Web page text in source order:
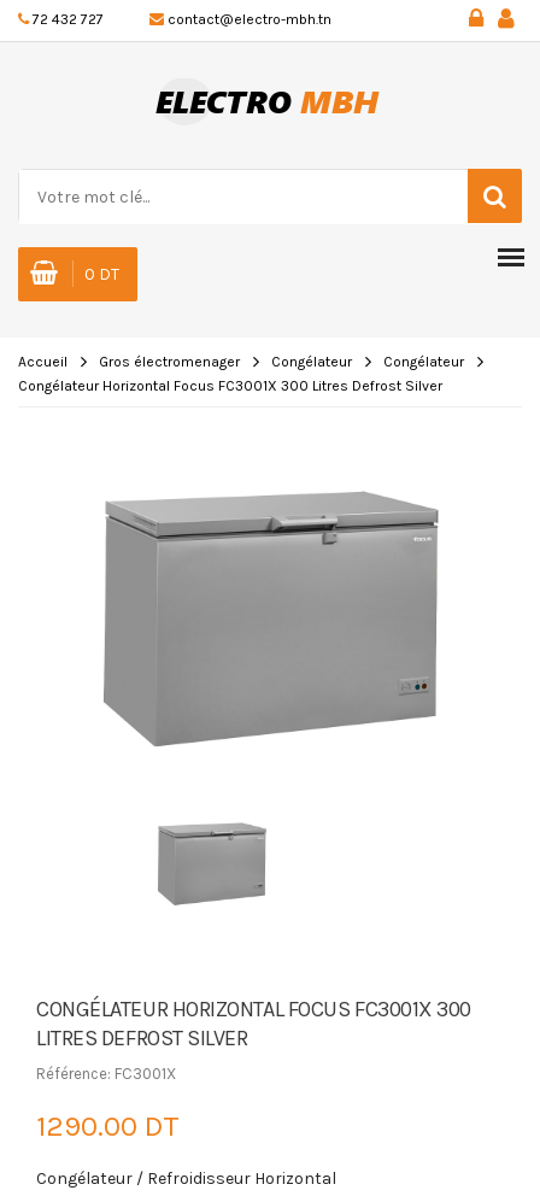
72 432 727 contact@electro-mbh.tn
0 DT
Accueil Gros électromenager Congélateur
Congélateur
Congélateur Horizontal Focus FC3001X 300 Litres Defrost Silver
CONGÉLATEUR HORIZONTAL FOCUS FC3001X 300
LITRES DEFROST SILVER
Référence: FC3001X
1290.00 DT
Congélateur / Refroidisseur Horizontal